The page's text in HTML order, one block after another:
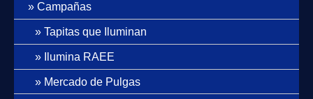
Campañas
Tapitas que Iluminan
Ilumina RAEE
Mercado de Pulgas